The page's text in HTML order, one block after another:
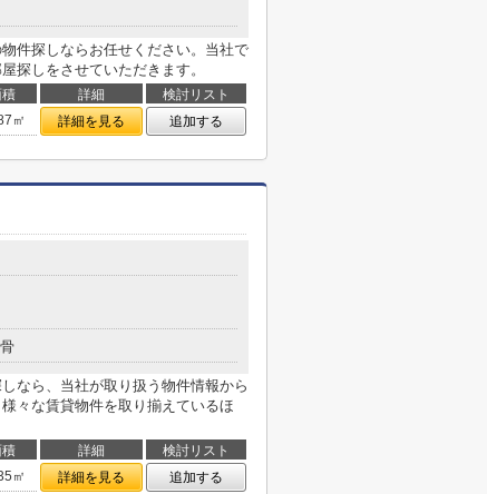
件探しならお任せください。当社で
探しをさせていただきます。
詳細
検討リスト
㎡ 詳細を見る 追加する
なら、当社が取り扱う物件情報から
々な賃貸物件を取り揃えているほ
詳細
検討リスト
㎡ 詳細を見る 追加する